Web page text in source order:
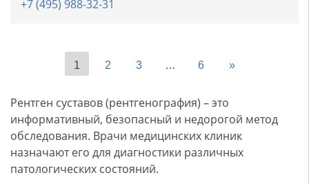
+7 (495) 988-32-31
1 2 3 … 6 »
Рентген суставов (рентгенография) – это
информативный, безопасный и недорогой метод
обследования. Врачи медицинских клиник
назначают его для диагностики различных
патологических состояний.